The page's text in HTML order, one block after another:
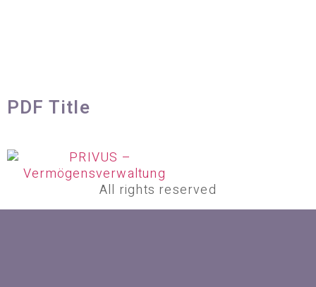
PDF Title
All rights reserved